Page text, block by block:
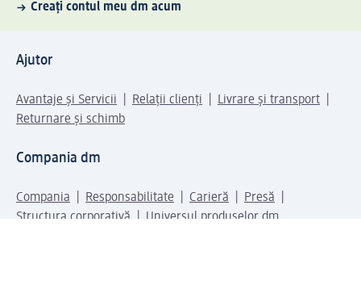
Creați contul meu dm acum
Ajutor
Avantaje și Servicii Relații clienți
Livrare și transport
Returnare și schimb
Compania dm
Compania Responsabilitate Carieră
Presă
Structura corporativă
Universul produselor dm